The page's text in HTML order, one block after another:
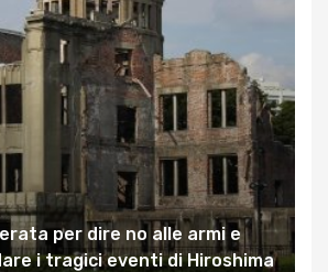
per dire no alle armi e
i tragici eventi di Hiroshima